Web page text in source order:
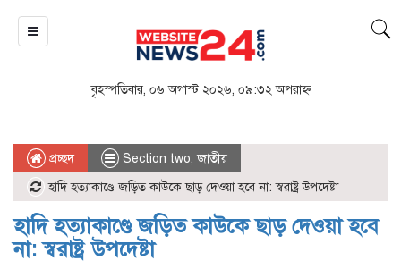
বৃহস্পতিবার, ০৬ অগাস্ট ২০২৬, ০৯:৩২ অপরাহ্ন
প্রচ্ছদ Section two,জাতীয়
হাদি হত্যাকাণ্ডে জড়িত কাউকে ছাড় দেওয়া হবে না: স্বরাষ্ট্র উপদেষ্টা
হাদি হত্যাকাণ্ডে জড়িত কাউকে ছাড় দেওয়া হবে
না: স্বরাষ্ট্র উপদেষ্টা